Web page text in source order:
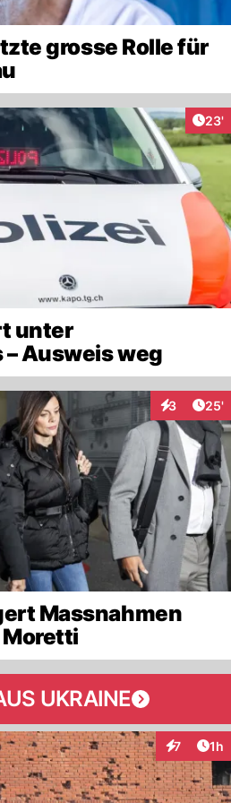
grosse Rolle für
23'
unter
Ausweis weg
3 25'
Massnahmen
Moretti
UKRAINE
7 1h